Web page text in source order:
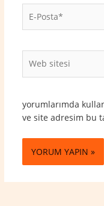
Posta*
sitesi
yorumlarımda
ve site adresim bu